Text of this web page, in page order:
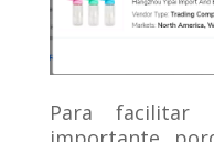
Para